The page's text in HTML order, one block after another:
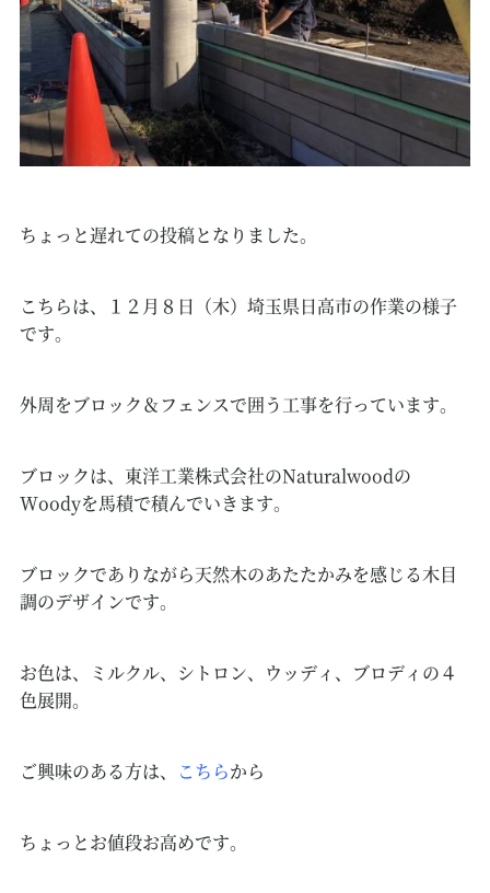
ちょっと遅れての投稿となりました。
こちらは、１２月８日（木）埼玉県日高市の作業の様子
です。
外周をブロック＆フェンスで囲う工事を行っています。
ブロックは、東洋工業株式会社のNaturalwoodの
Woodyを馬積で積んでいきます。
ブロックでありながら天然木のあたたかみを感じる木目
調のデザインです。
お色は、ミルクル、シトロン、ウッディ、ブロディの４
色展開。
ご興味のある方は、 こちらから
ちょっとお値段お高めです。